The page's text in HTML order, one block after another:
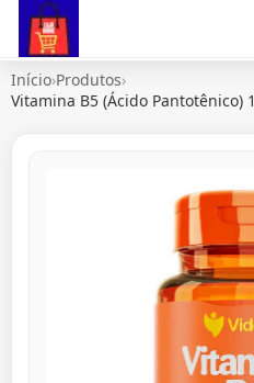
Início›Produtos›
Vitamina B5 (Ácido Pantotênico)